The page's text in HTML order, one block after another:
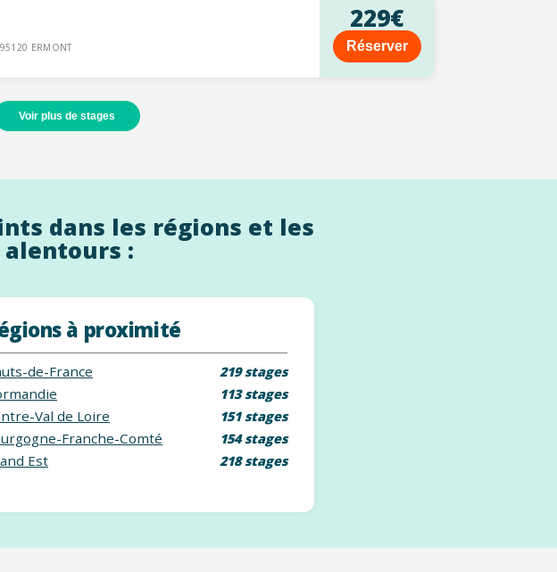
ERMONT
229€
Réserver
Voir plus de stages
dans les régions et les
:
à proximité
de-France 219 stages
113 stages
Val de Loire 151 stages
Franche-Comté 154 stages
Est 218 stages